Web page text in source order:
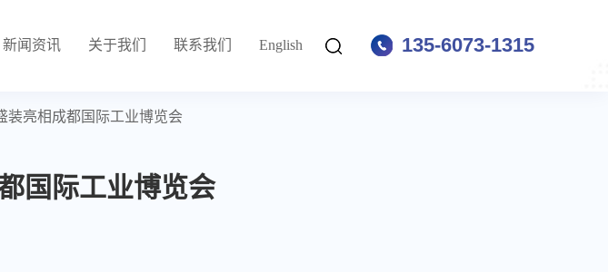
新闻资讯 关于我们 联系我们 English 135-6073-1315
装亮相成都国际工业博览会
国际工业博览会